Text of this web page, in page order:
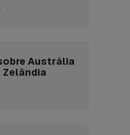
Austrália
Zelândia